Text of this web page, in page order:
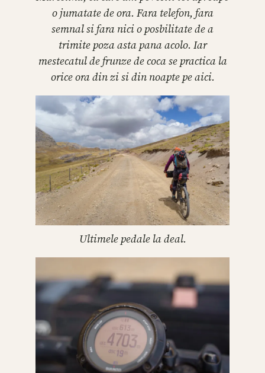
o jumatate de ora. Fara telefon, fara
semnal si fara nici o posbilitate de a
trimite poza asta pana acolo. Iar
mestecatul de frunze de coca se practica la
orice ora din zi si din noapte pe aici.
Ultimele pedale la deal.